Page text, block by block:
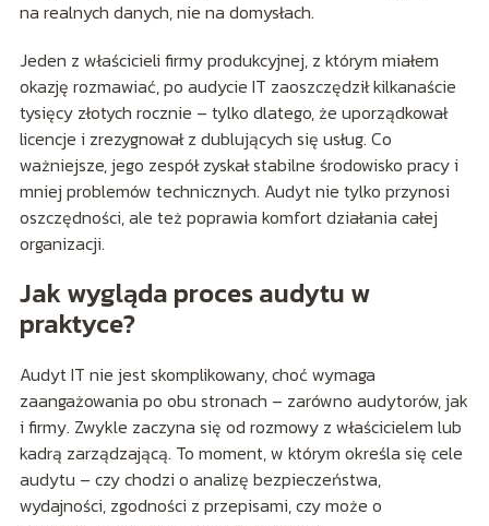
na realnych danych, nie na domysłach.
Jeden z właścicieli firmy produkcyjnej, z którym miałem
okazję rozmawiać, po audycie IT zaoszczędził kilkanaście
tysięcy złotych rocznie – tylko dlatego, że uporządkował
licencje i zrezygnował z dublujących się usług. Co
ważniejsze, jego zespół zyskał stabilne środowisko pracy i
mniej problemów technicznych. Audyt nie tylko przynosi
oszczędności, ale też poprawia komfort działania całej
organizacji.
Jak wygląda proces audytu w
praktyce?
Audyt IT nie jest skomplikowany, choć wymaga
zaangażowania po obu stronach – zarówno audytorów, jak
i firmy. Zwykle zaczyna się od rozmowy z właścicielem lub
kadrą zarządzającą. To moment, w którym określa się cele
audytu – czy chodzi o analizę bezpieczeństwa,
wydajności, zgodności z przepisami, czy może o